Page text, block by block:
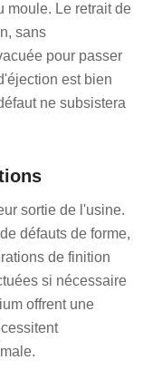
moule. Le retrait de
sans
pour passer
est bien
ne subsistera
sortie de l'usine.
défauts de forme,
de finition
si nécessaire
offrent une